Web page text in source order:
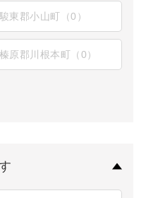
駿東郡小山町（0）
榛原郡川根本町（0）